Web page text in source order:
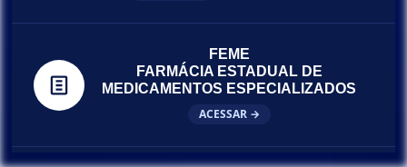
FEME
FARMÁCIA ESTADUAL DE
MEDICAMENTOS ESPECIALIZADOS
ACESSAR →